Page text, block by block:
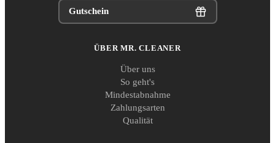
Gutschein
ÜBER MR. CLEANER
Über uns
So geht's
Mindestabnahme
Zahlungsarten
Qualität